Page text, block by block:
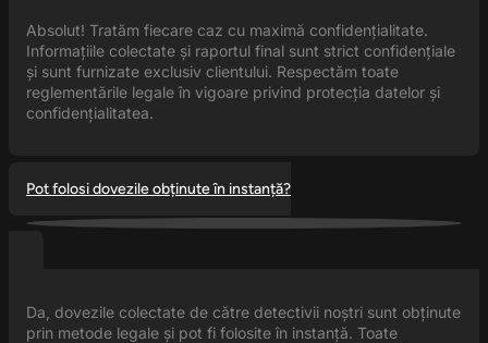
Absolut! Tratăm fiecare caz cu maximă confidențialitate.
Informațiile colectate și raportul final sunt strict confidențiale
și sunt furnizate exclusiv clientului. Respectăm toate
reglementările legale în vigoare privind protecția datelor și
confidențialitatea.
Pot folosi dovezile obținute în instanță?
Da, dovezile colectate de către detectivii noștri sunt obținute
prin metode legale și pot fi folosite în instanță. Toate